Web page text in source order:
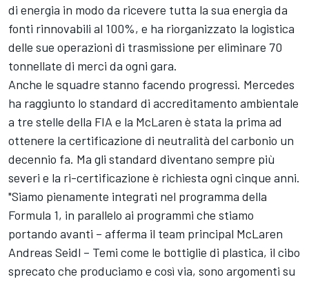
di energia in modo da ricevere tutta la sua energia da
fonti rinnovabili al 100%, e ha riorganizzato la logistica
delle sue operazioni di trasmissione per eliminare 70
tonnellate di merci da ogni gara.
Anche le squadre stanno facendo progressi. Mercedes
ha raggiunto lo standard di accreditamento ambientale
a tre stelle della FIA e la McLaren è stata la prima ad
ottenere la certificazione di neutralità del carbonio un
decennio fa. Ma gli standard diventano sempre più
severi e la ri-certificazione è richiesta ogni cinque anni.
"Siamo pienamente integrati nel programma della
Formula 1, in parallelo ai programmi che stiamo
portando avanti – afferma il team principal McLaren
Andreas Seidl – Temi come le bottiglie di plastica, il cibo
sprecato che produciamo e così via, sono argomenti su